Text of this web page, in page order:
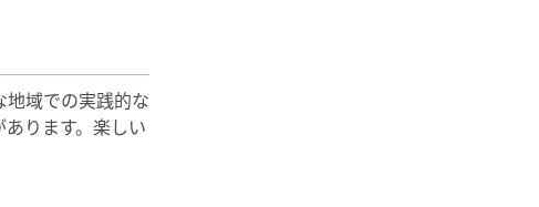
域での実践的な
ります。楽しい